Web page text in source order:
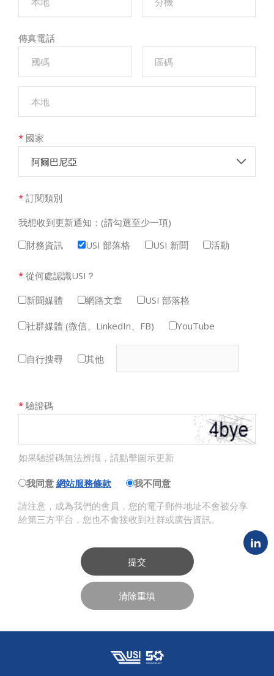
傳真電話
* 國家
阿爾巴尼亞
* 訂閱類別
我想收到更新通知：(請勾選至少一項)
財務資訊
USI 部落格 USI 新聞 活動
* 從何處認識USI？
新聞媒體
網路文章 USI 部落格
社群媒體 (微信、LinkedIn、FB) YouTube
自行搜尋 其他
* 驗證碼
如果驗證碼無法辨識，請點擊圖示更新
我同意 網站服務條款
我不同意
請注意，成為我們的會員，您的電子郵件地址不會被分享
給第三方平台，您也不會接收到社群或廣告資訊。
提交
清除重填